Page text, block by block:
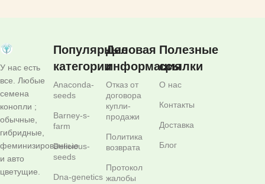
У нас есть
все. Любые
семена
конопли ;
обычные,
гибридные,
феминизированные
и авто
цветущие.
Популярные
категории
Anaconda-
seeds
Barney-s-
farm
Delicious-
seeds
Dna-genetics
Деловая
информация
Отказ от
договора
купли-
продажи
Политика
возврата
Протокол
жалобы
Полезные
ссылки
О нас
Контакты
Доставка
Блог